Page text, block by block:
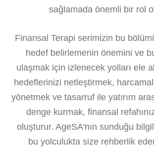
sağlamada önemli bir rol
Finansal Terapi serimizin bu
hedef belirlemenin önemini ve
ulaşmak için izlenecek yolları ele
hedeflerinizi netleştirmek,
yönetmek ve tasarruf ile yatırım
denge kurmak, finansal
oluşturur. AgeSA'nın sunduğu
bu yolculukta size rehberlik